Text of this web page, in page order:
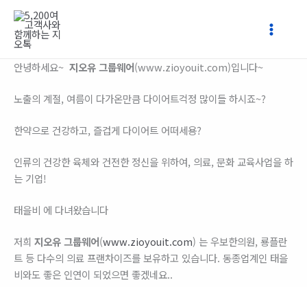
안녕하세요~ 지오유 그룹웨어(www.zioyouit.com)입니다~
노출의 계절, 여름이 다가온만큼 다이어트걱정 많이들 하시죠~?
한약으로 건강하고, 즐겁게 다이어트 어떠세용?
인류의 건강한 육체와 건전한 정신을 위하여, 의료, 문화 교육사업을 하
는 기업!
태을비 에 다녀왔습니다
저희 지오유 그룹웨어(www.zioyouit.com) 는 우보한의원, 룡플란
트 등 다수의 의료 프랜차이즈를 보유하고 있습니다. 동종업계인 태을
비와도 좋은 인연이 되었으면 좋겠네요..